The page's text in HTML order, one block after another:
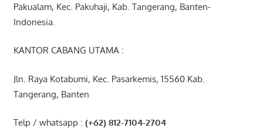
Pakualam, Kec. Pakuhaji, Kab. Tangerang, Banten-
Indonesia.
KANTOR CABANG UTAMA :
Jln. Raya Kotabumi, Kec. Pasarkemis, 15560 Kab.
Tangerang, Banten
Telp / whatsapp : (+62) 812-7104-2704